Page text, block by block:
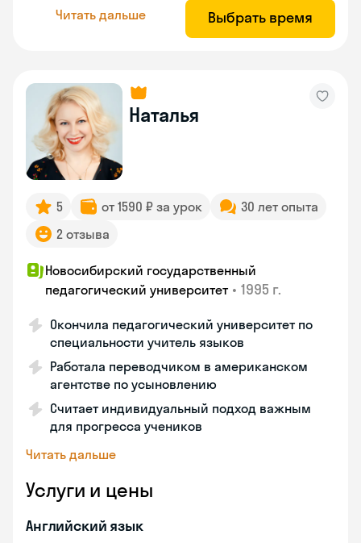
Читать дальше Выбрать время
Наталья
5 от 1590 ₽ за урок
30 лет опыта
2 отзыва
Новосибирский государственный
педагогический университет • 1995 г.
Окончила педагогический университет по
специальности учитель языков
Работала переводчиком в американском
агентстве по усыновлению
Считает индивидуальный подход важным
для прогресса учеников
Читать дальше
Услуги и цены
Английский язык